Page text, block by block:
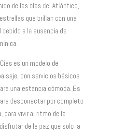
de las olas del Atlántico,
que brillan con una
a la ausencia de
es un modelo de
con servicios básicos
una estancia cómoda. Es
desconectar por completo
para vivir al ritmo de la
de la paz que solo la